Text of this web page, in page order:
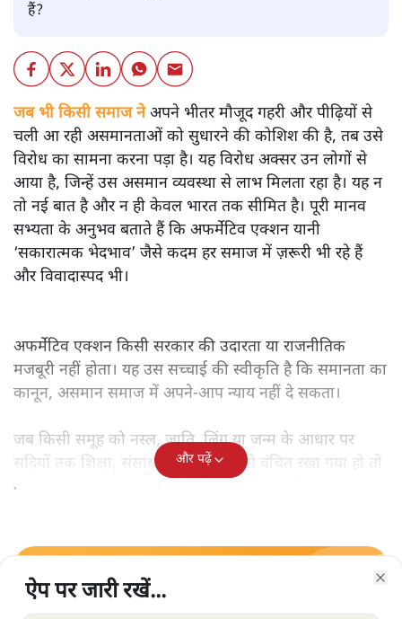
हैं?
जब भी किसी समाज नेअपने भीतर मौजूद गहरी और पीढ़ियों से
चली आ रही असमानताओं को सुधारने की कोशिश की है, तब उसे
विरोध का सामना करना पड़ा है। यह विरोध अक्सर उन लोगों से
आया है, जिन्हें उस असमान व्यवस्था से लाभ मिलता रहा है। यह न
तो नई बात है और न ही केवल भारत तक सीमित है। पूरी मानव
सभ्यता के अनुभव बताते हैं कि अफर्मेटिव एक्शन यानी
‘सकारात्मक भेदभाव’ जैसे कदम हर समाज में ज़रूरी भी रहे हैं
और विवादास्पद भी।
अफर्मेटिव एक्शन किसी सरकार की उदारता या राजनीतिक
मजबूरी नहीं होता। यह उस सच्चाई की स्वीकृति है कि समानता का
कानून, असमान समाज में अपने-आप न्याय नहीं दे सकता।
जब किसी समूह को नस्ल, जाति, लिंग या जन्म के आधार पर
सदियों तक शिक्षा, संसाधनों और सम्मान से वंचित रखा गया हो तो
केवल ‘सब बराबर हैं’ कह देने से स्थिति नहीं बदलती।
और पढ़ें
सत्य हिन्दी ऐपडाउनलोड
ऐप पर जारी रखें...
ऐप पर जारी रखें...
ऐप पर जारी रखें...
ऐप पर जारी रखें...
ऐप पर जारी रखें...
ऐप पर जारी रखें...
ऐप पर जारी रखें...